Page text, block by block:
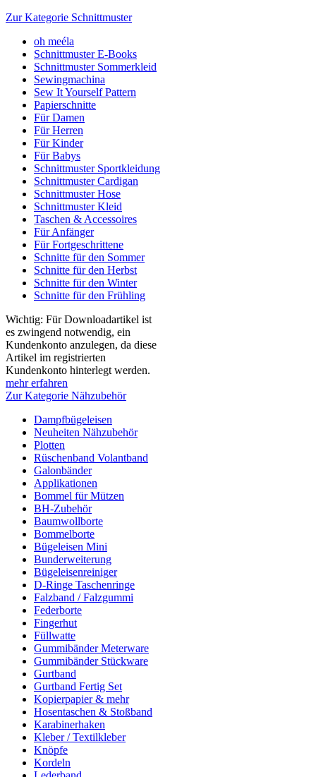
Zur Kategorie Schnittmuster
oh meéla
Schnittmuster E-Books
Schnittmuster Sommerkleid
Sewingmachina
Sew It Yourself Pattern
Papierschnitte
Für Damen
Für Herren
Für Kinder
Für Babys
Schnittmuster Sportkleidung
Schnittmuster Cardigan
Schnittmuster Hose
Schnittmuster Kleid
Taschen & Accessoires
Für Anfänger
Für Fortgeschrittene
Schnitte für den Sommer
Schnitte für den Herbst
Schnitte für den Winter
Schnitte für den Frühling
Wichtig: Für Downloadartikel ist
es zwingend notwendig, ein
Kundenkonto anzulegen, da diese
Artikel im registrierten
Kundenkonto hinterlegt werden.
mehr erfahren
Zur Kategorie Nähzubehör
Dampfbügeleisen
Neuheiten Nähzubehör
Plotten
Rüschenband Volantband
Galonbänder
Applikationen
Bommel für Mützen
BH-Zubehör
Baumwollborte
Bommelborte
Bügeleisen Mini
Bunderweiterung
Bügeleisenreiniger
D-Ringe Taschenringe
Falzband / Falzgummi
Federborte
Fingerhut
Füllwatte
Gummibänder Meterware
Gummibänder Stückware
Gurtband
Gurtband Fertig Set
Kopierpapier & mehr
Hosentaschen & Stoßband
Karabinerhaken
Kleber / Textilkleber
Knöpfe
Kordeln